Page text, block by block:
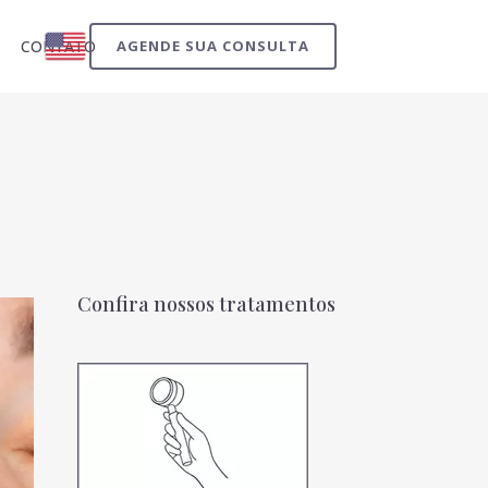
AGENDE SUA CONSULTA
CONTATO
Confira nossos tratamentos